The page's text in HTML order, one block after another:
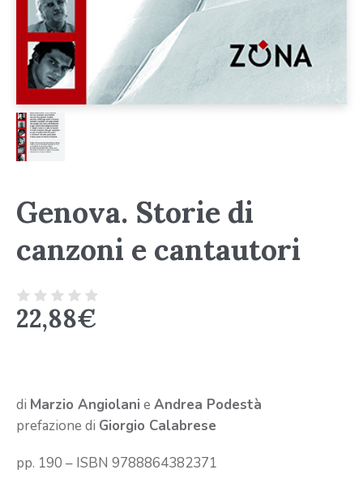
Genova. Storie di
canzoni e cantautori
22,88€
di Marzio Angiolani e Andrea Podestà
prefazione di Giorgio Calabrese
pp. 190 – ISBN 9788864382371